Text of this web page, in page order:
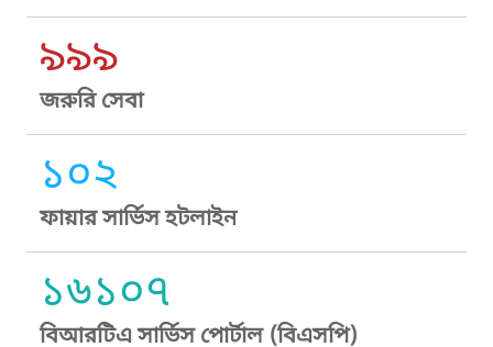
৯৯৯
জরুরি সেবা
১০২
ফায়ার সার্ভিস হটলাইন
১৬১০৭
বিআরটিএ সার্ভিস পোর্টাল (বিএসপি)